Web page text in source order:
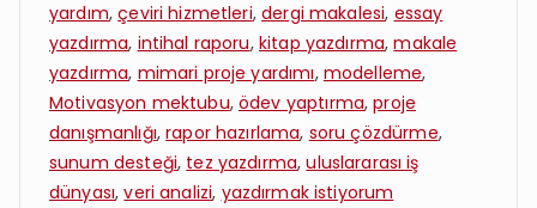
yardım,çeviri hizmetleri,dergi makalesi, essay
yazdırma, intihal raporu, kitap yazdırma,makale
yazdırma, mimari proje yardımı, modelleme,
Motivasyon mektubu,ödev yaptırma,proje
danışmanlığı,rapor hazırlama, soru çözdürme,
sunum desteği, tez yazdırma,uluslararası iş
dünyası,veri analizi, yazdırmak istiyorum